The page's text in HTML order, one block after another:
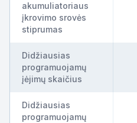
akumuliatoriaus
įkrovimo srovės
stiprumas
Didžiausias
programuojamų
įėjimų skaičius
Didžiausias
programuojamų